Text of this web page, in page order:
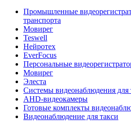
Промышленные
транспорта
Мовирег
Teswell
Нейротех
EverFocus
Персональные
Мовирег
Элеста
Системы видеонаблюдения для
AHD-видеокамеры
Готовые комплекты
Видеонаблюдение для такси